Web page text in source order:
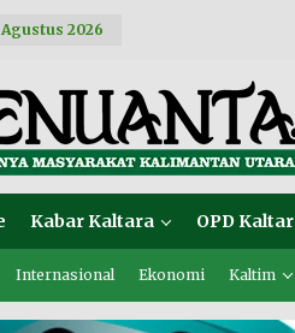
2026
Kabar Kaltara OPD
Internasional Ekonomi Kaltim